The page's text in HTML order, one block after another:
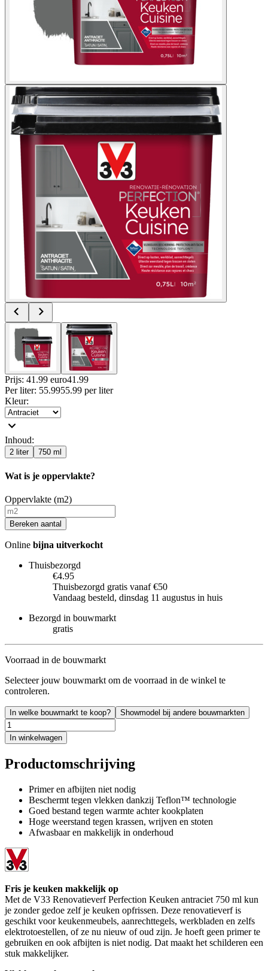
Prijs: 41.99 euro41 .99
Per liter: 55.9955.99 per liter
Kleur:
Inhoud:
2 liter 750 ml
Wat is je oppervlakte?
Oppervlakte (m2)
Bereken aantal
Online bijna uitverkocht
Thuisbezorgd
€4.95
Thuisbezorgd gratis vanaf €50
Vandaag besteld, dinsdag 11 augustus in huis
Bezorgd in bouwmarkt
gratis
Voorraad in de bouwmarkt
Selecteer jouw bouwmarkt om de voorraad in de winkel te
controleren.
In welke bouwmarkt te koop? Showmodel bij andere bouwmarkten
In winkelwagen
Productomschrijving
Primer en afbijten niet nodig
Beschermt tegen vlekken dankzij Teflon™ technologie
Goed bestand tegen warmte achter kookplaten
Hoge weerstand tegen krassen, wrijven en stoten
Afwasbaar en makkelijk in onderhoud
Fris je keuken makkelijk op
Met de V33 Renovatieverf Perfection Keuken antraciet 750 ml kun
je zonder gedoe zelf je keuken opfrissen. Deze renovatieverf is
geschikt voor keukenmeubels, aanrechttegels, werkbladen en zelfs
elektrotoestellen, of ze nu nieuw of oud zijn. Je hoeft geen primer te
gebruiken en ook afbijten is niet nodig. Dat maakt het schilderen een
stuk makkelijker.